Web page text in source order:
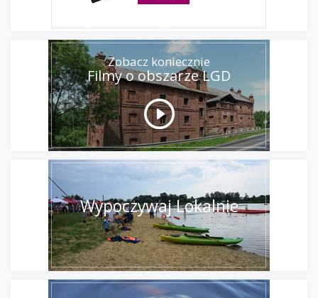
Zobacz koniecznie
Filmy o obszarze LGD
Wypoczywaj Lokalnie